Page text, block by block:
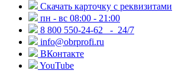
Скачать карточку с реквизитами
пн - вс 08:00 - 21:00
8 800 550-24-62
- 24/7
info@obrprofi.ru
ВКонтакте
YouTube